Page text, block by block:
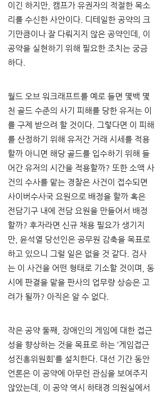
이긴 하지만, 캠프가 유권자의 적절한 목소
리를 수신한 사안이다. 디테일한 공약의 크
기만큼이나 잘 다뤄지지 않은 공약인데, 이
공약을 실현하기 위해 필요한 조치는 궁금
하다.
월드 오브 워크래프트를 예로 들면 몇백 몇
천 골드 수준의 사기 피해를 당한 유저는 이
를 구제 받으려 할 것이다. 그렇다면 이 피해
를 산정하기 위해 유저간 거래 시세를 적용
할까 아니면 해당 골드를 입수하기 위해 들
어간 유저의 시간을 적용할까? 또한 소액 사
건의 수사를 맡는 경찰은 사건이 접수되면
사이버수사국 요원으로 배정을 할까 혹은
전담기구 내에 전담 요원을 만들어서 배정
할까? 후자라면 신규 채용 필요가 생기지
만, 윤석열 당선인은 공무원 감축을 목표로
하고 있으니 그럴 일은 없을 것 같다. 검사
는 이 사건을 어떤 형태로 기소할 것이며, 동
시에 판결을 맡을 판사의 업무량 상승은 고
려가 될까? 아직은 알 수 없다.
작은 공약 둘째, 장애인의 게임에 대한 접근
성을 향상하는 것을 목표로 하는 ‘게임접근
성진흥위원회’를 설치한다. 대선 기간 동안
언론은 이 공약에 아무런 관심을 보여주지
않았는데, 이 공약 역시 하태경 의원실에서